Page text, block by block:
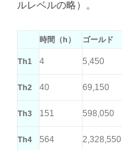
ルレベルの略）。
時間（h） ゴールド
Th1 4 5,450
Th2 40 69,150
Th3 151 598,050
Th4 564 2,328,550